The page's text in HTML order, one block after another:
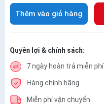
Thêm vào giỏ hàng
Quyền lợi & chính sách:
7 ngày hoàn trả miễn phí
Hàng chính hãng
Miễn phí vận chuyển